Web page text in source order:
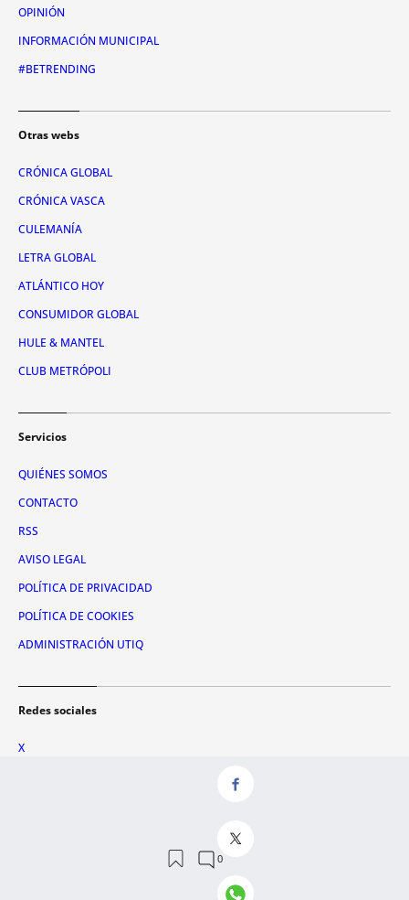
OPINIÓN
INFORMACIÓN MUNICIPAL
#BETRENDING
Otras webs
CRÓNICA GLOBAL
CRÓNICA VASCA
CULEMANÍA
LETRA GLOBAL
ATLÁNTICO HOY
CONSUMIDOR GLOBAL
HULE & MANTEL
CLUB METRÓPOLI
Servicios
QUIÉNES SOMOS
CONTACTO
RSS
AVISO LEGAL
POLÍTICA DE PRIVACIDAD
POLÍTICA DE COOKIES
ADMINISTRACIÓN UTIQ
Redes sociales
X